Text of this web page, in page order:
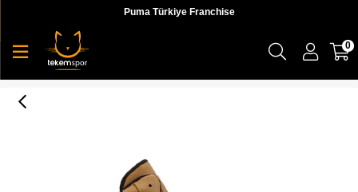
Puma Türkiye Franchise
0